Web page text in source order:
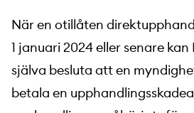
När en otillåten
1 januari 2024 eller senare
själva besluta att en
betala en